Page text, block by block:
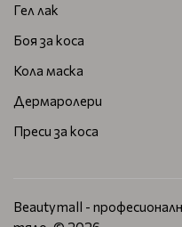
Гел лак
Боя за коса
Кола маска
Дермаролери
Преси за коса
Beautymall -